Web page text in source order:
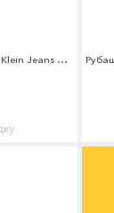
Джинсы Calvin Klein Jeans Calvin Klein Jeans CA939EWAQIJ1